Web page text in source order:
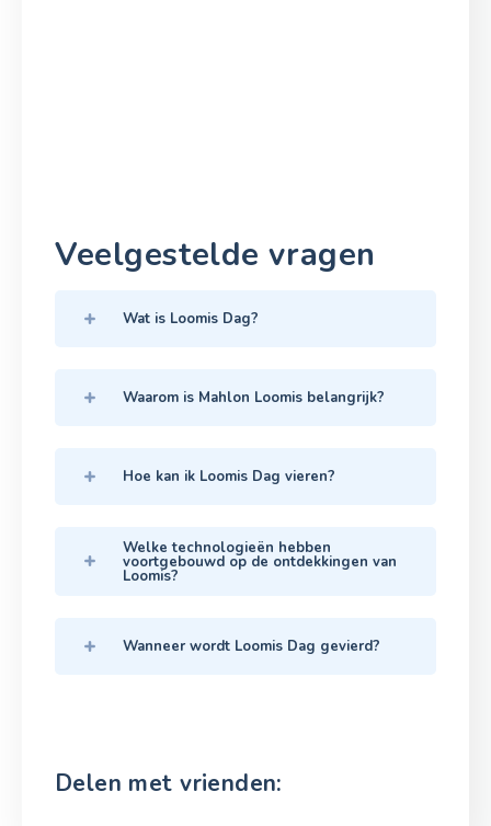
Veelgestelde vragen
Wat is Loomis Dag?
Waarom is Mahlon Loomis belangrijk?
Hoe kan ik Loomis Dag vieren?
Welke technologieën hebben
voortgebouwd op de ontdekkingen van
Loomis?
Wanneer wordt Loomis Dag gevierd?
Delen met vrienden: